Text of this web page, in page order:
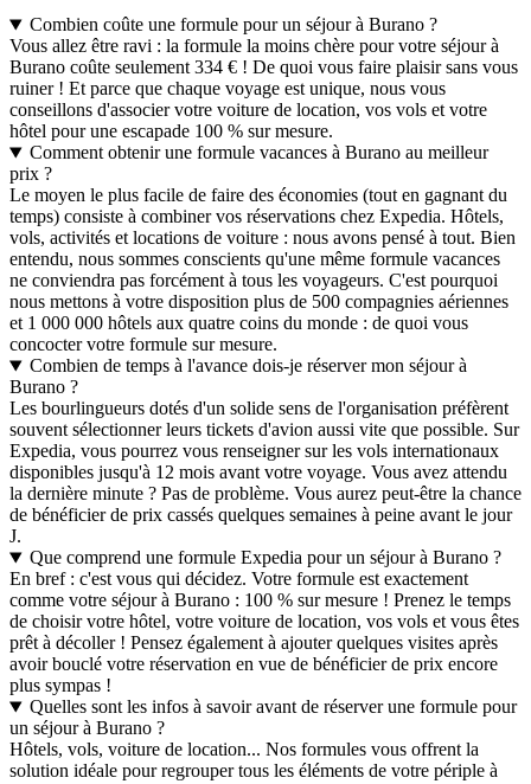
Combien coûte une formule pour un séjour à Burano ?
Vous allez être ravi : la formule la moins chère pour votre séjour à
Burano coûte seulement 334 € ! De quoi vous faire plaisir sans vous
ruiner ! Et parce que chaque voyage est unique, nous vous
conseillons d'associer votre voiture de location, vos vols et votre
hôtel pour une escapade 100 % sur mesure.
Comment obtenir une formule vacances à Burano au meilleur
prix ?
Le moyen le plus facile de faire des économies (tout en gagnant du
temps) consiste à combiner vos réservations chez Expedia. Hôtels,
vols, activités et locations de voiture : nous avons pensé à tout. Bien
entendu, nous sommes conscients qu'une même formule vacances
ne conviendra pas forcément à tous les voyageurs. C'est pourquoi
nous mettons à votre disposition plus de 500 compagnies aériennes
et 1 000 000 hôtels aux quatre coins du monde : de quoi vous
concocter votre formule sur mesure.
Combien de temps à l'avance dois-je réserver mon séjour à
Burano ?
Les bourlingueurs dotés d'un solide sens de l'organisation préfèrent
souvent sélectionner leurs tickets d'avion aussi vite que possible. Sur
Expedia, vous pourrez vous renseigner sur les vols internationaux
disponibles jusqu'à 12 mois avant votre voyage. Vous avez attendu
la dernière minute ? Pas de problème. Vous aurez peut-être la chance
de bénéficier de prix cassés quelques semaines à peine avant le jour
J.
Que comprend une formule Expedia pour un séjour à Burano ?
En bref : c'est vous qui décidez. Votre formule est exactement
comme votre séjour à Burano : 100 % sur mesure ! Prenez le temps
de choisir votre hôtel, votre voiture de location, vos vols et vous êtes
prêt à décoller ! Pensez également à ajouter quelques visites après
avoir bouclé votre réservation en vue de bénéficier de prix encore
plus sympas !
Quelles sont les infos à savoir avant de réserver une formule pour
un séjour à Burano ?
Hôtels, vols, voiture de location... Nos formules vous offrent la
solution idéale pour regrouper tous les éléments de votre périple à